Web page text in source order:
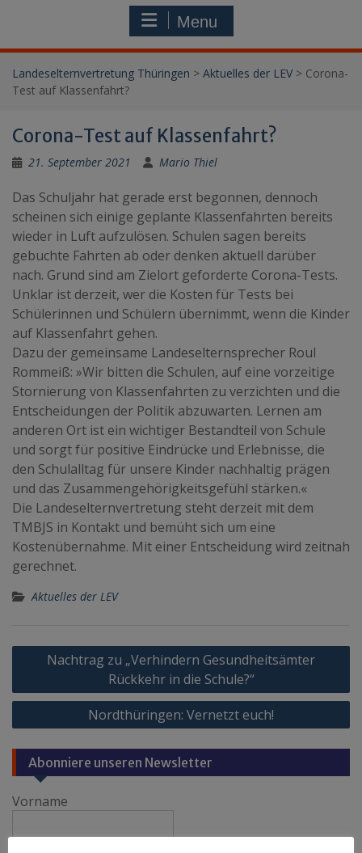
Menu
Landeselternvertretung Thüringen > Aktuelles der LEV > Corona-
Test auf Klassenfahrt?
Corona-Test auf Klassenfahrt?
21. September 2021 Mario Thiel
Das Schuljahr hat gerade erst begonnen, dennoch
scheinen sich einige geplante Klassenfahrten bereits
wieder in Luft aufzulösen. Schulen sagen bereits
gebuchte Fahrten ab oder denken aktuell darüber
nach. Grund sind am Zielort geforderte Corona-Tests.
Unklar ist derzeit, wer die Kosten für Tests bei
Schülerinnen und Schülern übernimmt, wenn die Kinder
auf Klassenfahrt gehen.
Dazu der gemeinsame Landeselternsprecher Roul
Rommeiß: »Wir bitten die Schulen, auf eine vorzeitige
Stornierung von Klassenfahrten zu verzichten und die
Entscheidungen der Politik abzuwarten. Lernen am
anderen Ort ist ein wichtiger Bestandteil von Schule
und sorgt für positive Eindrücke und Erlebnisse, die
den Schulalltag für unsere Kinder nachhaltig prägen
und das Zusammengehörigkeitsgefühl stärken.«
Die Landeselternvertretung steht derzeit mit dem
TMBJS in Kontakt und bemüht sich um eine
Kostenübernahme. Mit einer Entscheidung wird zeitnah
gerechnet.
Aktuelles der LEV
Beitragsnavigation
Nachtrag zu „Verhindern Gesundheitsämter
Rückkehr in die Schule?“
Nordthüringen: Vernetzt euch!
Abonniere unseren Newsletter
Vorname